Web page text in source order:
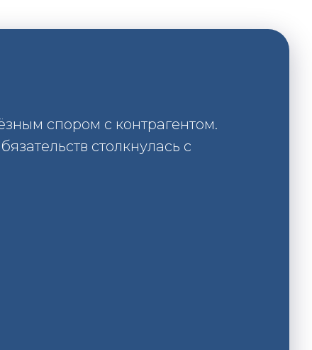
спором с контрагентом.
столкнулась с